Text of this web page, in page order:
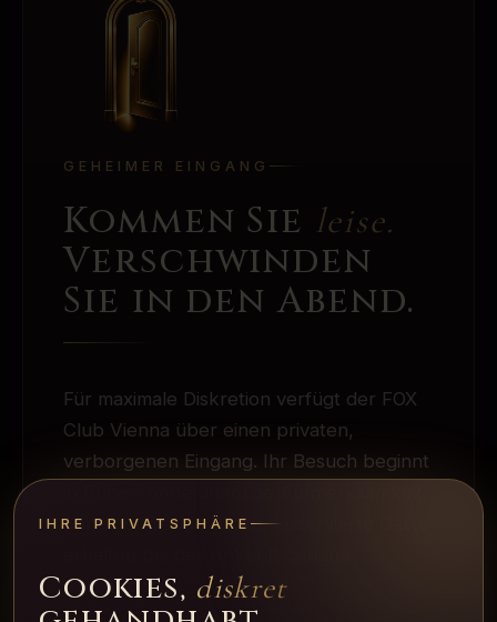
GEHEIMER EINGANG
Kommen Sie leise.
Verschwinden
Sie in den Abend.
Für maximale Diskretion verfügt der FOX
Club Vienna über einen privaten,
verborgenen Eingang. Ihr Besuch beginnt
ohne neugierige Blicke. Reservierte Gäste
Anweisungen.
IHRE PRIVATSPHÄRE
Cookies, diskret